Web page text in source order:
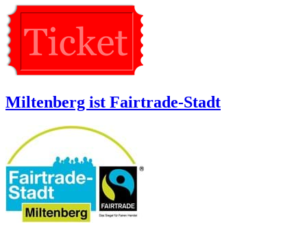
Miltenberg ist Fairtrade-Stadt